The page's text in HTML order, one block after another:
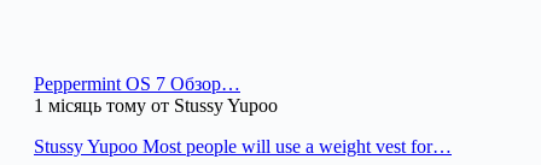
Peppermint OS 7 Обзор…
1 місяць тому от Stussy Yupoo
Stussy Yupoo Most people will use a weight vest for…